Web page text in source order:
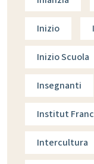
Inizio
Inizio Scuola
Insegnanti
Institut
Intercultura